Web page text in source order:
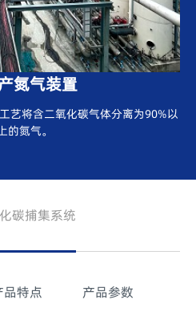
氮气装置
艺将含二氧化碳气体分离为90%以
氮气。
碳捕集系统
品特点 产品参数